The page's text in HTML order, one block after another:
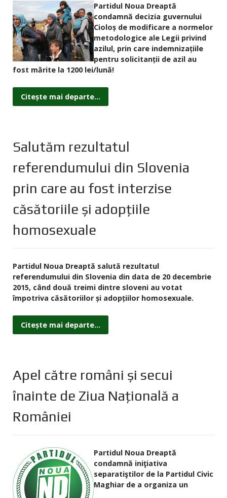
Partidul Noua Dreaptă
condamnă decizia guvernului
Cioloş de modificare a normelor
metodologice ale Legii privind
azilul, prin care indemnizaţiile
pentru solicitanţii de azil au
fost mărite la 1200 lei/lună!
Citește mai departe...
Salutăm rezultatul
referendumului din Slovenia
prin care au fost interzise
căsătoriile și adopțiile
homosexuale
Partidul Noua Dreaptă salută rezultatul
referendumului din Slovenia din data de 20 decembrie
2015, când două treimi dintre sloveni au votat
împotriva căsătoriilor și adopțiilor homosexuale.
Citește mai departe...
Apel către români şi secui
înainte de Ziua Naţională a
României
Partidul Noua Dreaptă
condamnă iniţiativa
separatiştilor de la Partidul Civic
Maghiar de a organiza un